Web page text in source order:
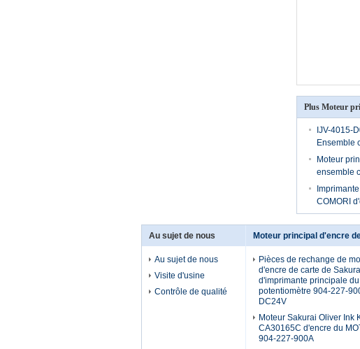
Plus Moteur
IJV-4015-
Ensemble
Moteur
ensemble
COMORI
Au sujet de nous
Au sujet de nous
Visite d'usine
Contrôle de qualité
Moteur principal d'encre
Pièces de rechange de
d'encre de carte de
d'imprimante principale du
potentiomètre 904-227-
DC24V
Moteur Sakurai Oliver Ink
CA30165C d'encre du
904-227-900A